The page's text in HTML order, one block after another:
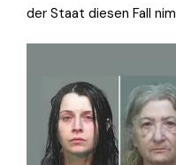
der Staat diesen Fall